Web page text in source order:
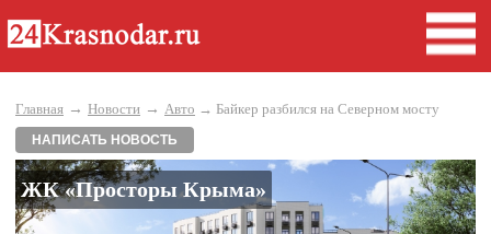
Главная → Новости → Авто → Байкер разбился на Северном мосту
НАПИСАТЬ НОВОСТЬ
ЖК «Просторы Крыма»